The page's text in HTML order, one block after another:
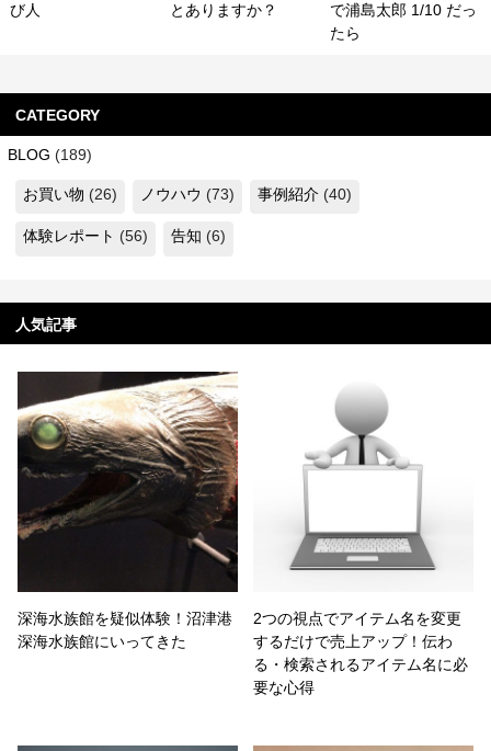
び人
とありますか？
で浦島太郎 1/10 だっ
たら
CATEGORY
BLOG (189)
お買い物 (26) ノウハウ (73) 事例紹介 (40)
体験レポート (56) 告知 (6)
人気記事
深海水族館を疑似体験！沼津港
深海水族館にいってきた
2つの視点でアイテム名を変更
するだけで売上アップ！伝わ
る・検索されるアイテム名に必
要な心得